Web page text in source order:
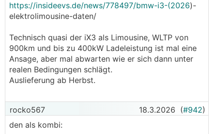
https://insideevs.de/news/778497/bmw-i3-(2026)-
elektrolimousine-daten/
Technisch quasi der iX3 als Limousine, WLTP von
900km und bis zu 400kW Ladeleistung ist mal eine
Ansage, aber mal abwarten wie er sich dann unter
realen Bedingungen schlägt.
Auslieferung ab Herbst.
rocko567 18.3.2026 (#942)
den als kombi: